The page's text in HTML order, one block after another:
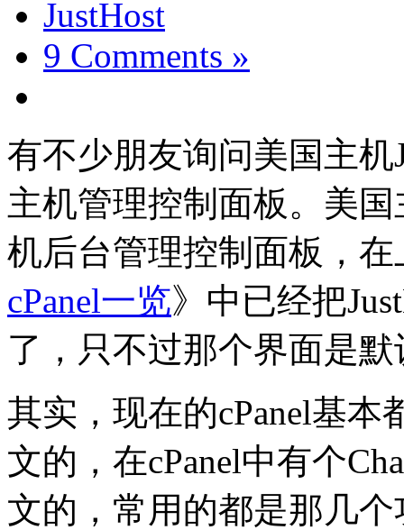
JustHost
9 Comments »
有不少朋友询问美国主机
主机管理控制面板。美国
机后台管理控制面板，
cPanel一览》中已经把
了，只不过那个界面是
其实，现在的cPanel基
文的，在cPanel中有个
文的，常用的都是那几